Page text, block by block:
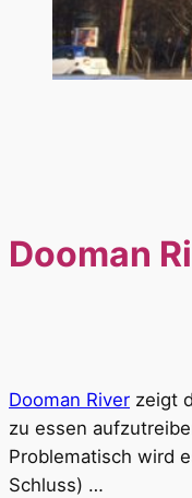
Dooman
Dooman River zeigt
zu essen
Problematisch wird
Schluss) …